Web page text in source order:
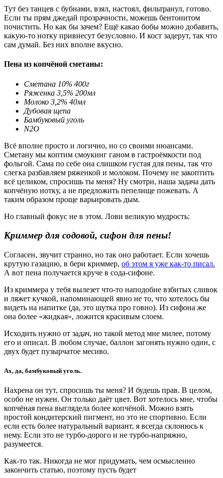
Тут без танцев с бубнами, взял, настоял, фильтранул, готово.
Если ты прям джедай прозрачности, можешь бентонитом
почистить. Но как бы зачем? Ещё какао бобы можно добавить,
какую-то нотку привнесут безусловно. И кост задерут, так что
сам думай. Без них вполне вкусно.
Пена из копчёной сметаны:
Сметана 10% 400г
Ряженка 3,5% 200мл
Молоко 3,2% 40мл
Дубовая щепа
Бамбуковый уголь
N2O
Всё вполне просто и логично, но со своими нюансами.
Сметану мы коптим смоукинг ганом в гастроёмкости под
фольгой. Сама по себе она слишком густая для пены, так что
слегка разбавляем ряженкой и молоком. Почему не закоптить
всё целиком, спросишь ты меня? Ну смотри, наша задача дать
копчёную нотку, а не предложить пепелище пожевать. А
таким образом проще варьировать дым.
Но главный фокус не в этом. Лови великую мудрость:
Криммер для содовой, сифон для пены!
Согласен, звучит странно, но так оно работает. Если хочешь
крутую газацию, в бери криммер, об этом я уже как-то писал.
А вот пена получается круче в сода-сифоне.
Из криммера у тебя вылезет что-то наподобие взбитых сливок
и ляжет кучкой, напоминающей явно не то, что хотелось бы
видеть на напитке (да, это шутка про говно). Из сифона же
она более «жидкая», ложится красивым слоем.
Исходить нужно от задач, но такой метод мне милее, потому
его и описал. В любом случае, баллон загонять нужно один, с
двух будет пузырчатое месиво.
Ах, да, бамбуковый уголь.
Нахрена он тут, спросишь ты меня? И будешь прав. В целом,
особо не нужен. Он только даёт цвет. Вот хотелось мне, чтобы
копчёная пена выглядела более копчёной. Можно взять
простой кондитерский пигмент, но это не спортивно. Если
если есть более натуральный вариант, я всегда склонюсь к
нему. Если это не турбо-дорого и не турбо-напряжно,
разумеется.
Как-то так. Никогда не мог придумать, чем осмысленно
закончить статью, поэтому пусть будет